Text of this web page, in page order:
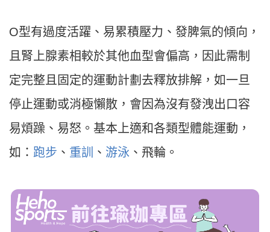
O型有過度活躍、易累積壓力、發脾氣的傾向，
且腎上腺素相較於其他血型會偏高，因此需制
定完整且固定的運動計劃去釋放排解，如一旦
停止運動或消極懶散，會因為沒有發洩出口容
易煩躁、易怒。基本上適和各類型體能運動，
如： 跑步 、 重訓 、 游泳 、飛輪。